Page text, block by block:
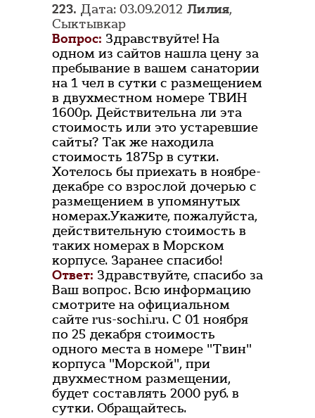
223. Дата: 03.09.2012 Лилия,
Сыктывкар
Вопрос: Здравствуйте! На
одном из сайтов нашла цену за
пребывание в вашем санатории
на 1 чел в сутки с размещением
в двухместном номере ТВИН
1600р. Действительна ли эта
стоимость или это устаревшие
сайты? Так же находила
стоимость 1875р в сутки.
Хотелось бы приехать в ноябре-
декабре со взрослой дочерью с
размещением в упомянутых
номерах.Укажите, пожалуйста,
действительную стоимость в
таких номерах в Морском
корпусе. Заранее спасибо!
Ответ: Здравствуйте, спасибо за
Ваш вопрос. Всю информацию
смотрите на официальном
сайте rus-sochi.ru. С 01 ноября
по 25 декабря стоимость
одного места в номере "Твин"
корпуса "Морской", при
двухместном размещении,
будет составлять 2000 руб. в
сутки. Обращайтесь.